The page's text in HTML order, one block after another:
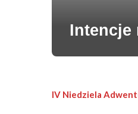
Intencje
IV Niedziela